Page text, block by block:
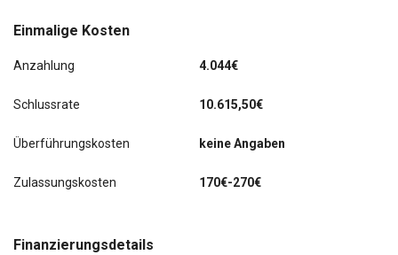
Einmalige Kosten
Anzahlung 4.044€
Schlussrate 10.615,50€
Überführungskosten keine Angaben
Zulassungskosten 170€-270€
Finanzierungsdetails